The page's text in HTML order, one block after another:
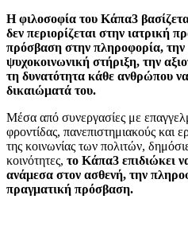
Η φιλοσοφία του Κάπα3
δεν περιορίζεται στην ιατρική
πρόσβαση στην πληροφορία, την
ψυχοκοινωνική στήριξη, την
τη δυνατότητα κάθε ανθρώπου να
δικαιώματά του.
Μέσα από συνεργασίες με
φροντίδας, πανεπιστημιακούς και
της κοινωνίας των πολιτών,
κοινότητες, το Κάπα3 επιδιώκει
ανάμεσα στον ασθενή, την
πραγματική πρόσβαση.